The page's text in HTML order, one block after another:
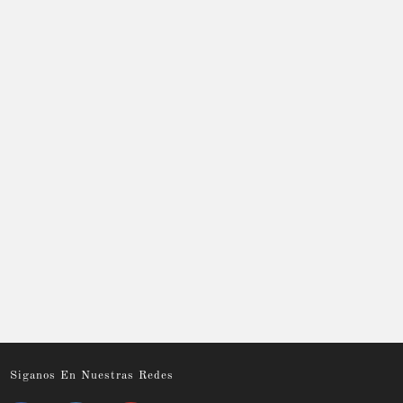
Siganos En Nuestras Redes